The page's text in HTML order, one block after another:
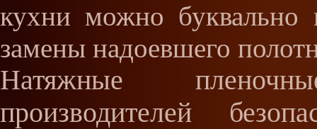
кухни можно
замены надоевшего
Натяжные
производителей